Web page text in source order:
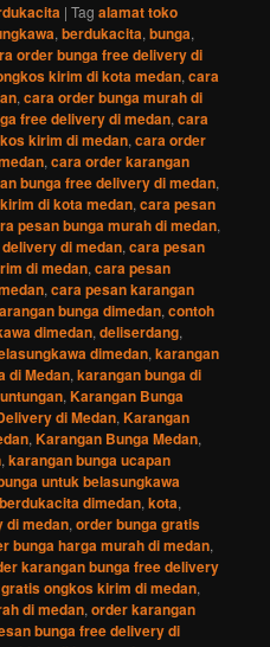
|Tag alamat toko
,berdukacita,bunga,
order bunga free delivery di
kirim di kota medan,cara
,cara order bunga murah di
free delivery di medan,cara
kirim di medan,cara order
,cara order karangan
bunga free delivery di medan,
di kota medan,cara pesan
pesan bunga murah di medan,
di medan,cara pesan
di medan,cara pesan
,cara pesan karangan
bunga dimedan,contoh
dimedan,deliserdang,
dimedan,karangan
di Medan,karangan bunga di
,Karangan Bunga
di Medan,Karangan
,Karangan Bunga Medan,
,karangan bunga ucapan
untuk belasungkawa
dimedan,kota,
di medan,order bunga gratis
bunga harga murah di medan,
karangan bunga free delivery
ongkos kirim di medan,
di medan,order karangan
bunga free delivery di